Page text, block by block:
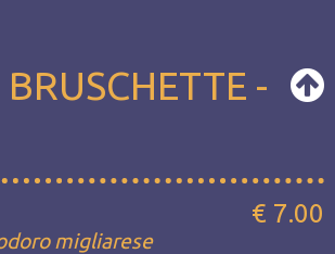
BRUSCHETTE -
migliarese
€ 7.00